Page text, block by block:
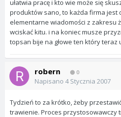
ułatwia pracę i kto wie może się
produktów sano, to każda firma jest
elementarne wiadomości z zakresu
wciskać kitu. i na koniec musze
topsan bije na głowe ten który teraz
robern 0
Napisano 4 Stycznia 2007
Tydzień to za krótko, żeby
trawienie. Proces przystosowawczy